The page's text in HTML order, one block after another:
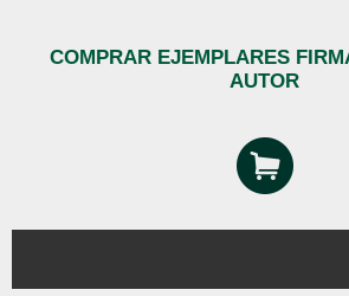
COMPRAR EJEMPLARES
AUTOR